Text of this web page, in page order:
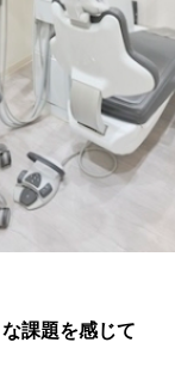
課題を感じて